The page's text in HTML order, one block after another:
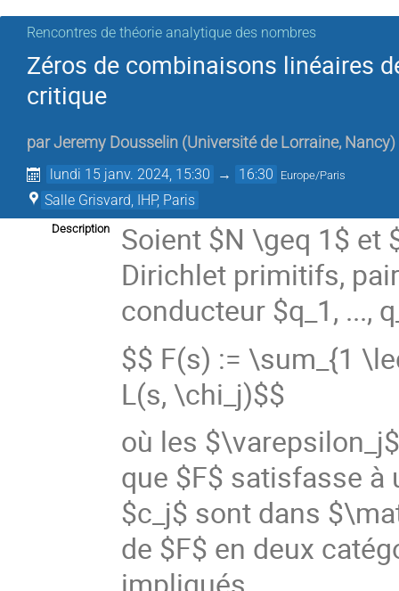
Rencontres de théorie analytique des nombres
Zéros de combinaisons linéaires
critique
parJeremy Dousselin (Université de Lorraine, Nancy)
lundi 15 janv. 2024, 15:30 → 16:30 Europe/Paris
Salle Grisvard, IHP, Paris
Description
Soient $N \geq 1$ et
Dirichlet primitifs,
conducteur $q_1, ...,
$$ F(s) := \sum_{1
L(s, \chi_j)$$
où les
que $F$ satisfasse
$c_j$ sont dans
de $F$ en deux
impliqués